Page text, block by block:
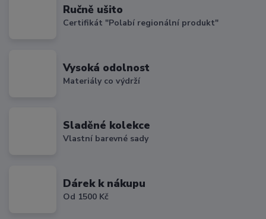
Ručně ušito
Certifikát "Polabí regionální produkt"
Vysoká odolnost
Materiály co výdrží
Sladěné kolekce
Vlastní barevné sady
Dárek k nákupu
Od 1500 Kč